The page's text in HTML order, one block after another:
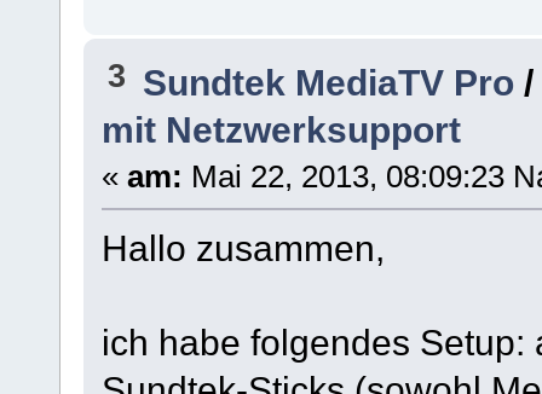
3 Sundtek MediaTV Pro
mit Netzwerksupport
« am: Mai 22, 2013, 08:09:23
Hallo zusammen,
ich habe folgendes